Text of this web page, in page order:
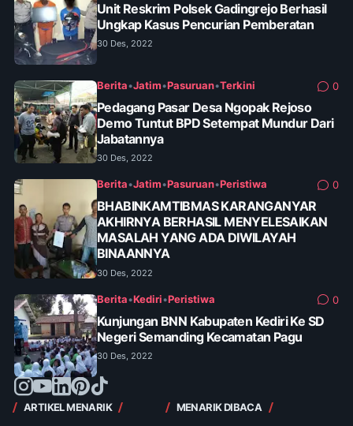
Unit Reskrim Polsek Gadingrejo Berhasil
Ungkap Kasus Pencurian Pemberatan
30 Des, 2022
Berita•Jatim•Pasuruan•Terkini 0
Pedagang Pasar Desa Ngopak Rejoso
Demo Tuntut BPD Setempat Mundur Dari
Jabatannya
30 Des, 2022
Berita•Jatim•Pasuruan•Peristiwa 0
BHABINKAMTIBMAS KARANGANYAR
AKHIRNYA BERHASIL MENYELESAIKAN
MASALAH YANG ADA DIWILAYAH
BINAANNYA
30 Des, 2022
Berita•Kediri•Peristiwa 0
Kunjungan BNN Kabupaten Kediri Ke SD
Negeri Semanding Kecamatan Pagu
30 Des, 2022
ARTIKEL MENARIK MENARIK DIBACA